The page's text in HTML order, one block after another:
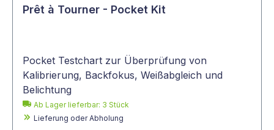
Prêt à Tourner - Pocket Kit
Pocket Testchart zur Überprüfung von
Kalibrierung, Backfokus, Weißabgleich und
Belichtung
Ab Lager lieferbar: 3 Stück
Lieferung oder Abholung